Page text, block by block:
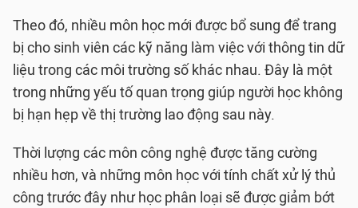
Theo đó, nhiều môn học mới được bổ sung để trang
bị cho sinh viên các kỹ năng làm việc với thông tin dữ
liệu trong các môi trường số khác nhau. Đây là một
trong những yếu tố quan trọng giúp người học không
bị hạn hẹp về thị trường lao động sau này.
Thời lượng các môn công nghệ được tăng cường
nhiều hơn, và những môn học với tính chất xử lý thủ
công trước đây như học phân loại sẽ được giảm bớt